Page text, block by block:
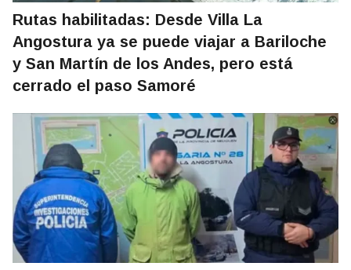
Rutas habilitadas: Desde Villa La
Angostura ya se puede viajar a Bariloche
y San Martín de los Andes, pero está
cerrado el paso Samoré